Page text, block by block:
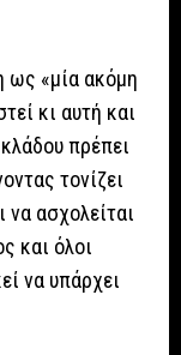
ως «μία ακόμη
κι αυτή και
πρέπει
τονίζει
να ασχολείται
και όλοι
να υπάρχει